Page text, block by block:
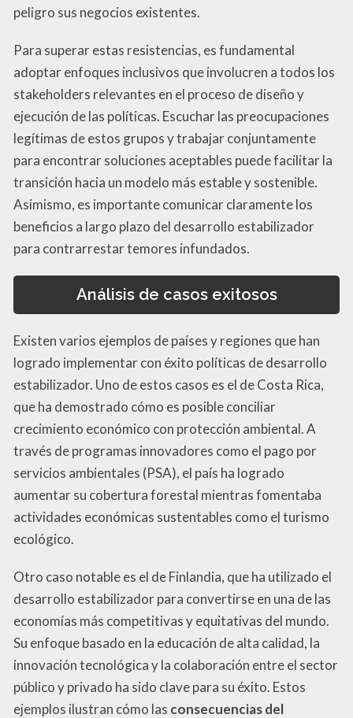
peligro sus negocios existentes.
Para superar estas resistencias, es fundamental
adoptar enfoques inclusivos que involucren a todos los
stakeholders relevantes en el proceso de diseño y
ejecución de las políticas. Escuchar las preocupaciones
legítimas de estos grupos y trabajar conjuntamente
para encontrar soluciones aceptables puede facilitar la
transición hacia un modelo más estable y sostenible.
Asimismo, es importante comunicar claramente los
beneficios a largo plazo del desarrollo estabilizador
para contrarrestar temores infundados.
Análisis de casos exitosos
Existen varios ejemplos de países y regiones que han
logrado implementar con éxito políticas de desarrollo
estabilizador. Uno de estos casos es el de Costa Rica,
que ha demostrado cómo es posible conciliar
crecimiento económico con protección ambiental. A
través de programas innovadores como el pago por
servicios ambientales (PSA), el país ha logrado
aumentar su cobertura forestal mientras fomentaba
actividades económicas sustentables como el turismo
ecológico.
Otro caso notable es el de Finlandia, que ha utilizado el
desarrollo estabilizador para convertirse en una de las
economías más competitivas y equitativas del mundo.
Su enfoque basado en la educación de alta calidad, la
innovación tecnológica y la colaboración entre el sector
público y privado ha sido clave para su éxito. Estos
ejemplos ilustran cómo las consecuencias del